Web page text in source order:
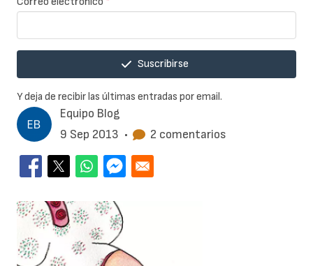
Equipo Blog
9 Sep 2013 • 2 comentarios
Suscribirse
Y deja de recibir las últimas entradas por email.